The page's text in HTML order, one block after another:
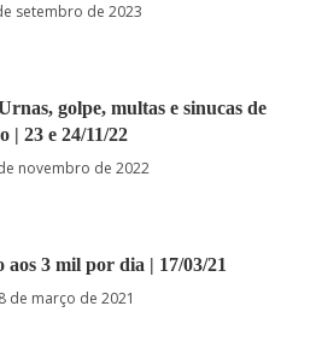
setembro de 2023
golpe, multas e sinucas de
| 23 e 24/11/22
novembro de 2022
aos 3 mil por dia | 17/03/21
de março de 2021